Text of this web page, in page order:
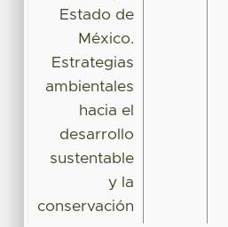
Estado de
México.
Estrategias
ambientales
hacia el
desarrollo
sustentable
y la
conservación